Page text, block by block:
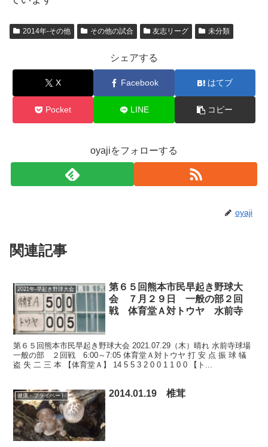
2014年-その他 その他の試合 友志リーグ 未分類
シェアする
X Facebook はてブ
Pocket LINE コピー
oyajiをフォローする
oyaji
関連記事
2021年-早起き野球大会
第６５回熊本市民早起き野球大
会 ７月２９日 一般の部２回
戦 体育堂Ａ対トウヤ 水前寺
第６５回熊本市民早起き野球大会 2021.07.29（木）晴れ 水前寺球場
一般の部 ２回戦 6:00～7:05 体育堂Ａ対トウヤ 打 安 点 振 球 犠
盗 失 二 三 本 【体育堂Ａ】 14 5 5 3 2 0 0 1 1 0 0 【ト...
健康・プライベート 2014.01.19 椎茸